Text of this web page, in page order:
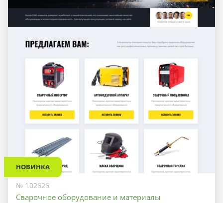
НОВИНКА
№ 102626
Сварочное оборудование и материалы